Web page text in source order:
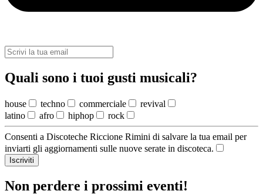
Quali sono i tuoi gusti musicali?
house techno commerciale
revival
latino
afro hiphop rock
Consenti a Discoteche Riccione Rimini di salvare la tua email per
inviarti gli aggiornamenti sulle nuove serate in discoteca.
Iscriviti
Non perdere i prossimi eventi!